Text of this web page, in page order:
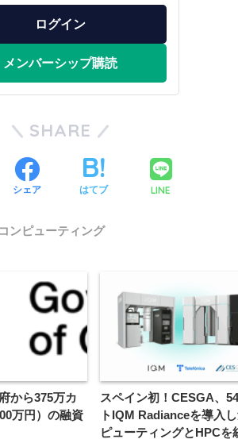
ログイン
メンバーシップ購読
SHARE
シェア はてブ LINE
ンピューティング
から375万カ
万円）の融資
スペイン初！CESGA、
トIQM Radianceを導入
ピューティングとHPCを